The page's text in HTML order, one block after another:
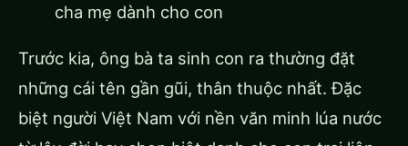
cha mẹ dành cho con
Trước kia, ông bà ta sinh con ra thường đặt
những cái tên gần gũi, thân thuộc nhất. Đặc
biệt người Việt Nam với nền văn minh lúa nước